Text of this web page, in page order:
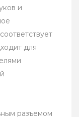
и
для
разъемом